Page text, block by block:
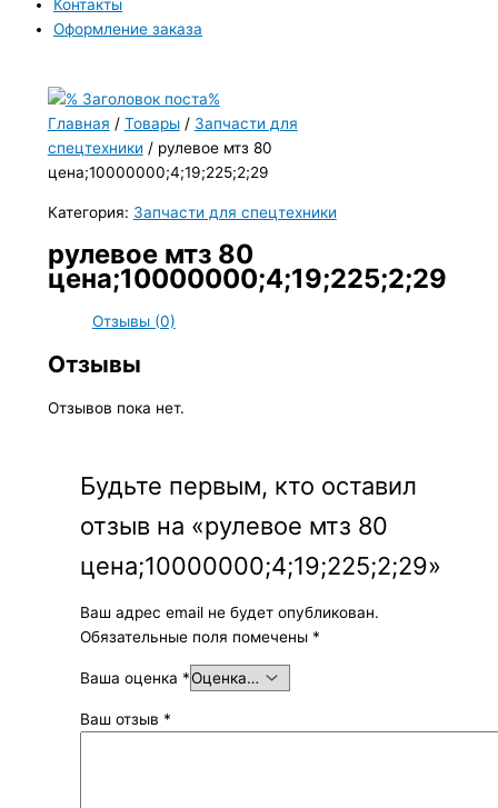
Контакты
Оформление заказа
Главная / Товары/ Запчасти для
спецтехники / рулевое мтз 80
цена;10000000;4;19;225;2;29
Категория: Запчасти для спецтехники
рулевое мтз 80
цена;10000000;4;19;225;2;29
Отзывы (0)
Отзывы
Отзывов пока нет.
Будьте первым, кто оставил
отзыв на «рулевое мтз 80
цена;10000000;4;19;225;2;29»
Ваш адрес email не будет опубликован.
Обязательные поля помечены *
Ваша оценка *
Ваш отзыв *